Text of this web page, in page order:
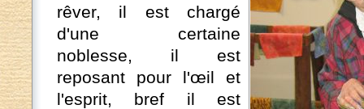
rêver, il est chargé
d'une certaine
noblesse, il est
reposant pour l'œil et
l'esprit, bref il est